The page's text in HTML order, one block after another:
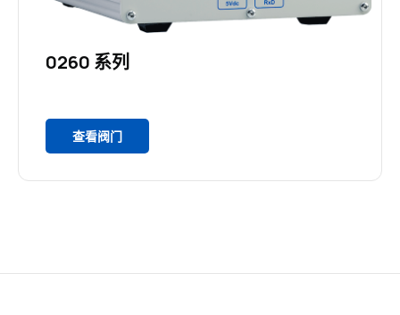
0260 系列
查看阀门